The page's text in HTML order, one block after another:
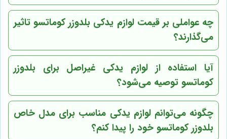
چه عواملی بر قیمت لوازم یدکی بلدوزر کوماتسو تاثیر
می‌گذارند؟
آیا استفاده از لوازم یدکی غیراصل برای بلدوزر
کوماتسو توصیه می‌شود؟
چگونه می‌توانم لوازم یدکی مناسب برای مدل خاص
بلدوزر کوماتسو خود را پیدا کنم؟